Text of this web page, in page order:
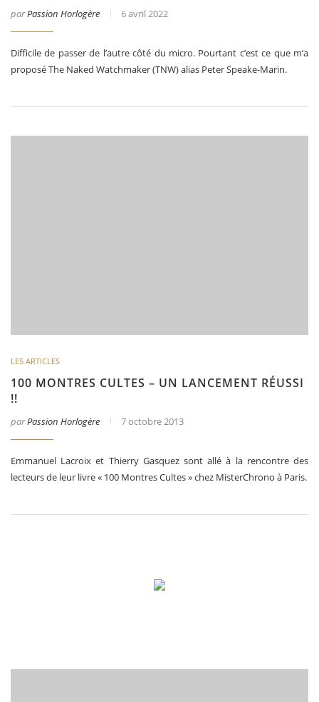
parPassion Horlogère 6 avril 2022
Difficile de passer de l’autre côté du micro. Pourtant c’est ce que m’a
proposé The Naked Watchmaker (TNW) alias Peter Speake-Marin.
LES ARTICLES
100 MONTRES CULTES – UN LANCEMENT RÉUSSI
!!
parPassion Horlogère 7 octobre 2013
Emmanuel Lacroix et Thierry Gasquez sont allé à la rencontre des
lecteurs de leur livre « 100 Montres Cultes » chez MisterChrono à Paris.